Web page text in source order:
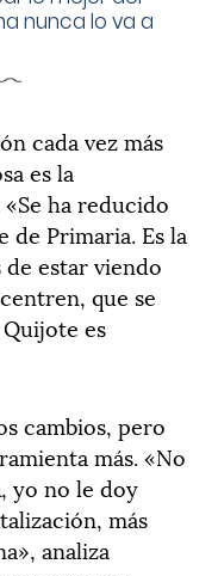
nunca lo va a
cada vez más
es la
«Se ha reducido
Primaria. Es la
de estar viendo
que se
es
cambios, pero
más. «No
yo no le doy
más
analiza